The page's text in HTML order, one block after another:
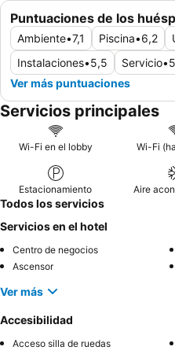
Puntuaciones de los
Ambiente•7,1 Piscina•6,2
Instalaciones•5,5 Servicio•
Ver más puntuaciones
Servicios principales
Wi-Fi en el lobby Wi-Fi
Estacionamiento Aire
Todos los servicios
Servicios en el hotel
Centro de negocios
Ascensor
Ver más
Accesibilidad
Acceso silla de ruedas